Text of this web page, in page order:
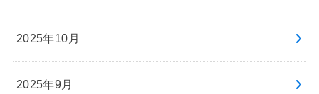
2025年10月
2025年9月